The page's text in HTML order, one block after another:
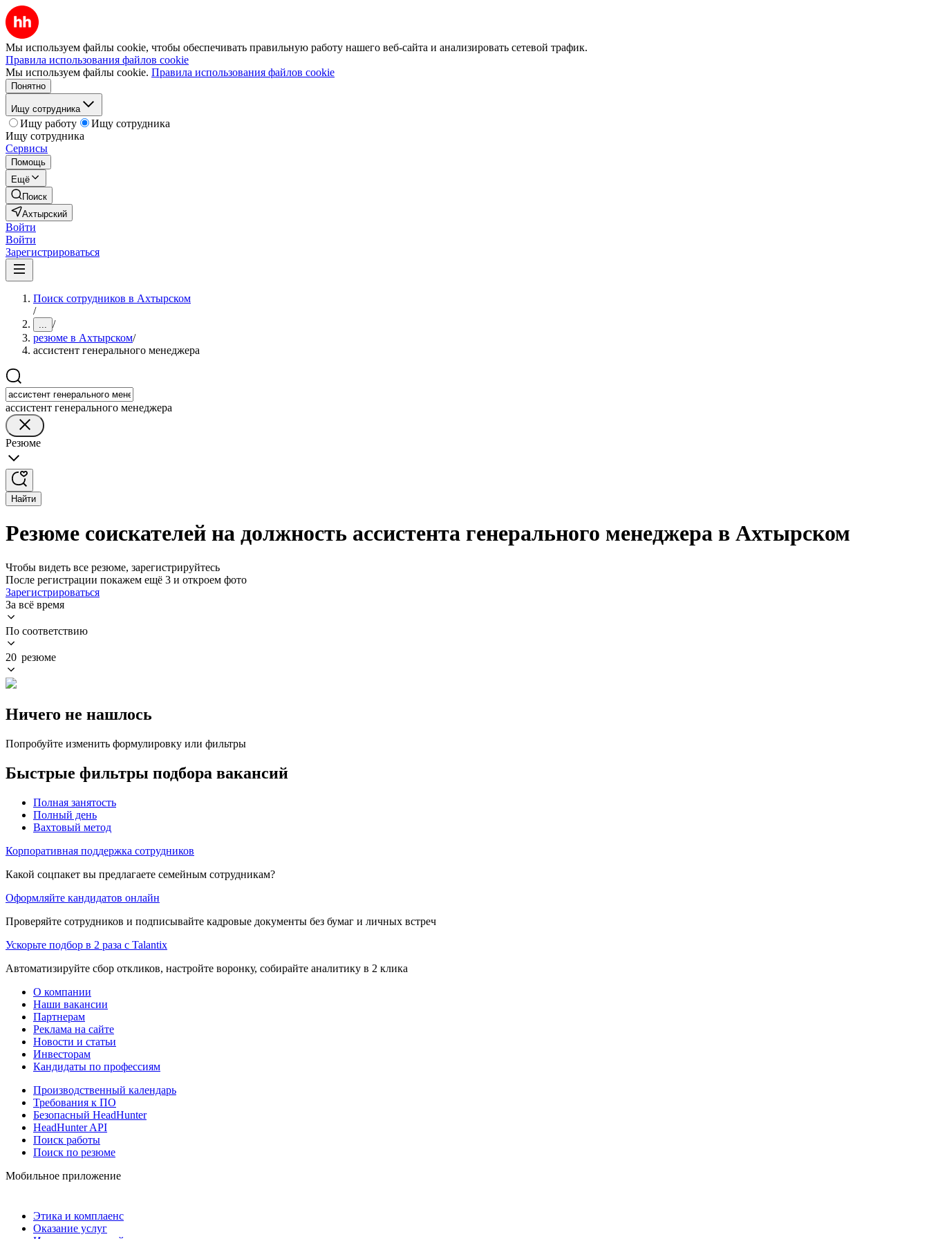
Мы используем файлы cookie, чтобы обеспечивать правильную работу нашего веб-сайта и анализировать сетевой трафик.
Правила использования файлов cookie
Мы используем файлы cookie. Правила использования файлов cookie
Понятно
Ищу сотрудника
Ищу работу
Ищу сотрудника
Ищу сотрудника
Сервисы
Помощь
Ещё
Поиск
Ахтырский
Войти
Войти
Зарегистрироваться
Поиск сотрудников в Ахтырском
/
... /
резюме в Ахтырском/
ассистент генерального менеджера
ассистент генерального менеджера
Резюме
Найти
Резюме соискателей на должность ассистента генерального менеджера в Ахтырском
Чтобы видеть все резюме, зарегистрируйтесь
После регистрации покажем ещё 3 и откроем фото
Зарегистрироваться
За всё время
По соответствию
20 резюме
Ничего не нашлось
Попробуйте изменить формулировку или фильтры
Быстрые фильтры подбора вакансий
Полная занятость
Полный день
Вахтовый метод
Корпоративная поддержка сотрудников
Какой соцпакет вы предлагаете семейным сотрудникам?
Оформляйте кандидатов онлайн
Проверяйте сотрудников и подписывайте кадровые документы без бумаг и личных встреч
Ускорьте подбор в 2 раза с Talantix
Автоматизируйте сбор откликов, настройте воронку, собирайте аналитику в 2 клика
О компании
Наши вакансии
Партнерам
Реклама на сайте
Новости и статьи
Инвесторам
Кандидаты по профессиям
Производственный календарь
Требования к ПО
Безопасный HeadHunter
HeadHunter API
Поиск работы
Поиск по резюме
Мобильное приложение
Этика и комплаенс
Оказание услуг